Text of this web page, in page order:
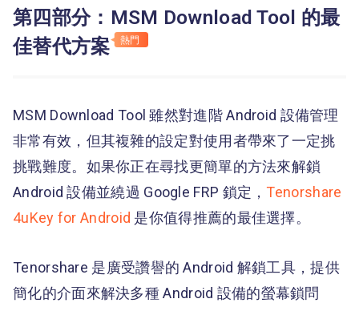
第四部分：MSM Download Tool 的最
佳替代方案
熱門
MSM Download Tool 雖然對進階 Android 設備管理
非常有效，但其複雜的設定對使用者帶來了一定挑
挑戰難度。如果你正在尋找更簡單的方法來解鎖
Android 設備並繞過 Google FRP 鎖定， Tenorshare
4uKey for Android 是你值得推薦的最佳選擇。
Tenorshare 是廣受讚譽的 Android 解鎖工具，提供
簡化的介面來解決多種 Android 設備的螢幕鎖問